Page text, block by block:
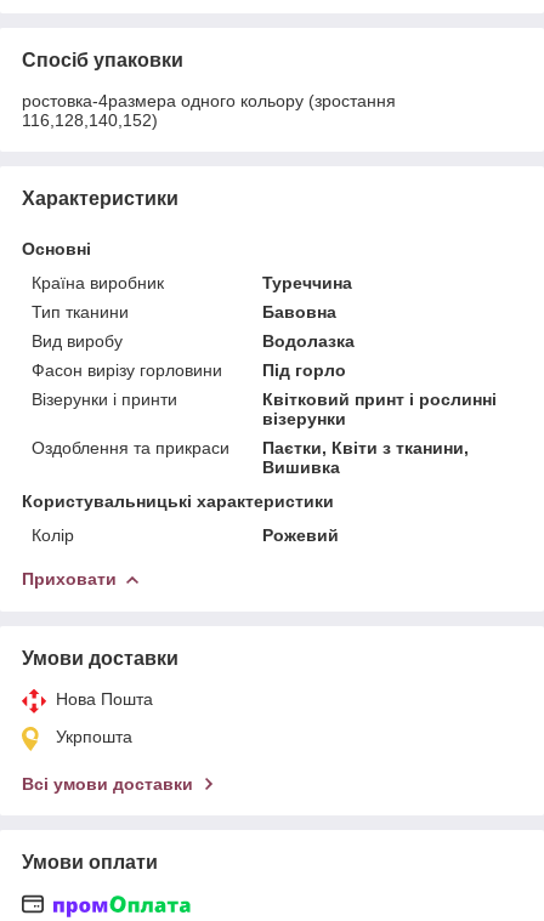
Спосіб упаковки
ростовка-4размера одного кольору (зростання
116,128,140,152)
Характеристики
Основні
Країна виробник
Туреччина
Тип тканини
Бавовна
Вид виробу
Водолазка
Фасон вирізу горловини
Під горло
Візерунки і принти
Квітковий принт і рослинні
візерунки
Оздоблення та прикраси
Паєтки, Квіти з тканини,
Вишивка
Користувальницькі характеристики
Колір
Рожевий
Приховати
Умови доставки
Нова Пошта
Укрпошта
Всі умови доставки
Умови оплати